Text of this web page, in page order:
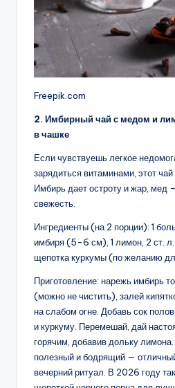
Freepik.com
2. Имбирный чай с медом и
в чашке
Если чувствуешь легкое
зарядиться витаминами, этот
Имбирь дает остроту и жар, мед
свежесть.
Ингредиенты (на 2 порции): 1
имбиря (5-6 см), 1 лимон, 2 ст.
щепотка куркумы (по желанию
Приготовление: нарежь имбирь
(можно не чистить), залей
на слабом огне. Добавь сок
и куркуму. Перемешай, дай
горячим, добавив дольку
полезный и бодрящий —
вечерний ритуал. В 2026 году